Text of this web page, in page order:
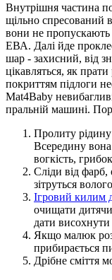
Внутрішня частина
щільно спресований
вони не пропускають
ЕВА. Далі йде
шар - захисний, від
цікавляться, як
покриттям підлоги
Mat4Baby
пральній машині.
Пролиту рідину
Всередину
вогкість,
Сліди від фарб,
зітруться
Ігровий килим
очищати
дати висохнути
Якщо малюк
прибирається
Дрібне сміття